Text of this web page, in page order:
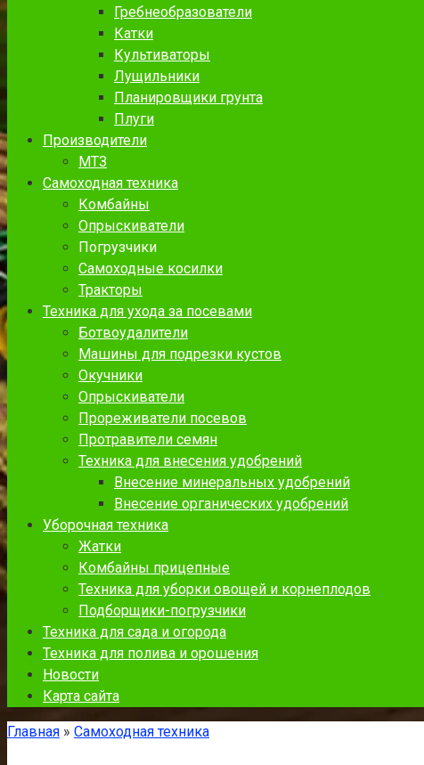
Гребнеобразователи
Катки
Культиваторы
Лущильники
Планировщики грунта
Плуги
Производители
МТЗ
Самоходная техника
Комбайны
Опрыскиватели
Погрузчики
Самоходные косилки
Тракторы
Техника для ухода за посевами
Ботвоудалители
Машины для подрезки кустов
Окучники
Опрыскиватели
Прореживатели посевов
Протравители семян
Техника для внесения удобрений
Внесение минеральных удобрений
Внесение органических удобрений
Уборочная техника
Жатки
Комбайны прицепные
Техника для уборки овощей и корнеплодов
Подборщики-погрузчики
Техника для сада и огорода
Техника для полива и орошения
Новости
Карта сайта
Главная » Самоходная техника